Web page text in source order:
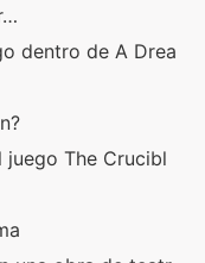
dentro de A Drea
juego The Crucibl